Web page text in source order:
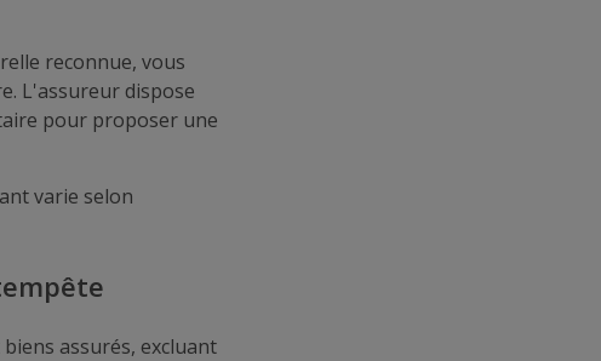
reconnue, vous
L'assureur dispose
pour proposer une
varie selon
assurés, excluant